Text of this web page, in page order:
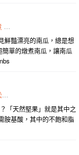
塊狀
鮮豔漂亮的南瓜，總是想
單的燉煮南瓜，讓南瓜
「天然堅果」就是其中之
胺基酸，其中的不飽和脂